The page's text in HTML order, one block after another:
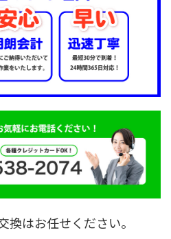
はお任せください。